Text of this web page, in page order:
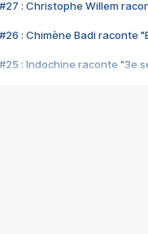
#27 : Christophe Willem
#26 : Chimène Badi raconte
#25 : Indochine raconte "3e